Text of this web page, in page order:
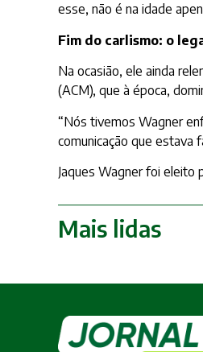
esse, não é na idade
Fim do carlismo: o
Na ocasião, ele ainda
(ACM), que à época,
“Nós tivemos Wagner
comunicação que estava
Jaques Wagner foi eleito
Mais lidas